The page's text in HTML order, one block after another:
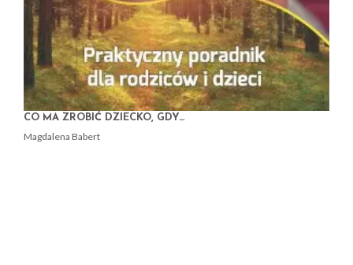
CO MA ZROBIĆ DZIECKO, GDY…
Magdalena Babert